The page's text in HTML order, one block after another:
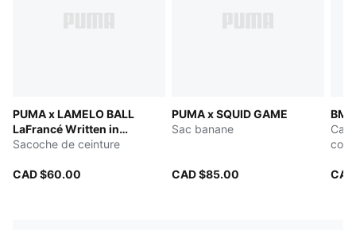
PUMA x LAMELO BALL
LaFrancé Written in
Chrome
Sacoche de ceinture
CAD $60.00
PUMA x SQUID GAME
Sac banane
CAD $85.00